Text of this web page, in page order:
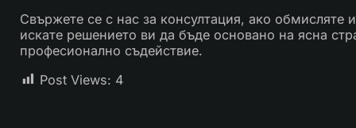
Свържете се с нас за консултация, ако
искате решението ви да бъде основано на ясна
професионално съдействие.
Post Views: 4